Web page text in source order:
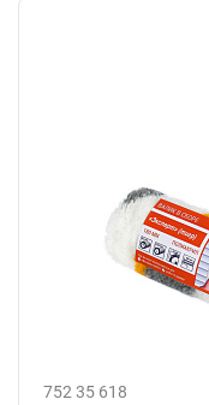
752 35 618